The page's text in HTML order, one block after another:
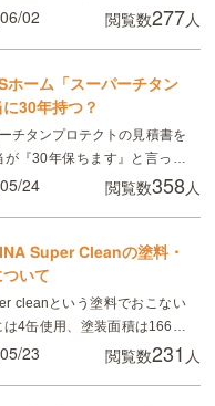
ランは02 閲覧数277人
ホーム「スーパーチタン
30年持つ？
チタンプロテクトの見積書を
『30年保ちます』と言って
調べたら、15年〜20年と書い
24 閲覧数358人
Super Cleanの塗料・
いて
cleanという塗料でおこない
は4缶使用、塗装面積は166㎡
実際はGAINA2缶、GAINA
23 閲覧数231 人